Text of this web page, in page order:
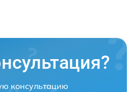
консультацию